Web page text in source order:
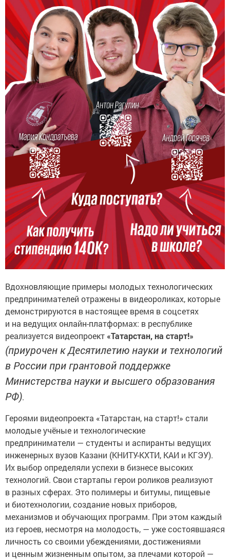
Вдохновляющие примеры молодых технологических
предпринимателей отражены в видеороликах, которые
демонстрируются в настоящее время в соцсетях
и на ведущих онлайн-платформах: в республике
реализуется видеопроект «Татарстан, на старт!»
(приурочен к Десятилетию науки и технологий
в России при грантовой поддержке
Министерства науки и высшего образования
РФ).
Героями видеопроекта «Татарстан, на старт!» стали
молодые учёные и технологические
предприниматели — студенты и аспиранты ведущих
инженерных вузов Казани (КНИТУ-КХТИ, КАИ и КГЭУ).
Их выбор определяли успехи в бизнесе высоких
технологий. Свои стартапы герои роликов реализуют
в разных сферах. Это полимеры и битумы, пищевые
и биотехнологии, создание новых приборов,
механизмов и обучающих программ. При этом каждый
из героев, несмотря на молодость, — уже состоявшаяся
личность со своими убеждениями, достижениями
и ценным жизненным опытом, за плечами которой —